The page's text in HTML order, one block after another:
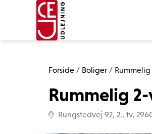
Forside / Boliger /
Rummelig
Rungstedvej 92, 2., tv,